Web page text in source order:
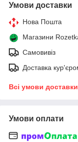
Умови доставки
Нова Пошта
Магазини
Самовивіз
Доставка
Всі умови доставки
Умови оплати